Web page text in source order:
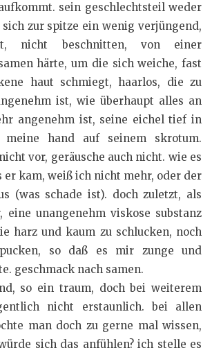
sein geschlechtsteil weder
zur spitze ein wenig verjüngend,
nicht beschnitten, von einer
härte, um die sich weiche, fast
haut schmiegt, haarlos, die zu
ist, wie überhaupt alles an
angenehm ist, seine eichel tief in
meine hand auf seinem skrotum.
vor, geräusche auch nicht. wie es
er kam, weiß ich nicht mehr, oder der
(was schade ist). doch zuletzt, als
eine unangenehm viskose substanz
harz und kaum zu schlucken, noch
so daß es mir zunge und
geschmack nach samen.
so ein traum, doch bei weiterem
nicht erstaunlich. bei allen
man doch zu gerne mal wissen,
sich das anfühlen? ich stelle es